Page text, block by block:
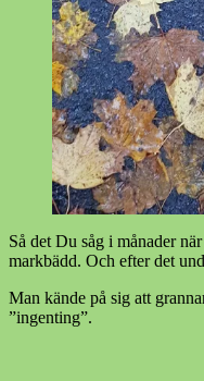
Så det Du såg i månader
markbädd. Och efter det
Man kände på sig att
”ingenting”.